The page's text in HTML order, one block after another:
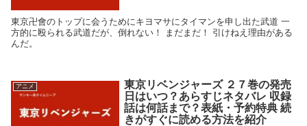
東京卍會のトップに会うためにキヨマサにタイマンを申し出た武道 一
方的に殴られる武道だが、倒れない！ まだまだ！ 引けねえ理由がある
んだ。
アニメ
東京リベンジャーズ ２７巻の発売
日はいつ？あらすじネタバレ 収録
話は何話まで？表紙・予約特典 続
きがすぐに読める方法を紹介